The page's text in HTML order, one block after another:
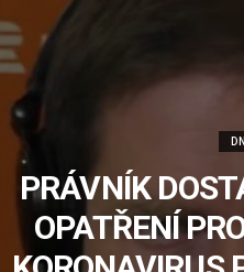
PRÁVNÍK
OPATŘENÍ